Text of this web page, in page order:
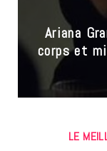
Ariana
corps et
LE